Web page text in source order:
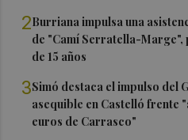
2Burriana impulsa una
de "Camí Serratella-Marge",
de 15 años
3Simó destaca el impulso del
asequible en Castelló frente
euros de Carrasco"